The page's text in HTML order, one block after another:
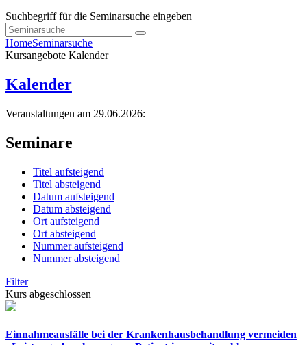
Suchbegriff für die Seminarsuche eingeben
HomeSeminarsuche
Kursangebote Kalender
Kalender
Veranstaltungen am 29.06.2026:
Seminare
Titel aufsteigend
Titel absteigend
Datum aufsteigend
Datum absteigend
Ort aufsteigend
Ort absteigend
Nummer aufsteigend
Nummer absteigend
Filter
Kurs abgeschlossen
Einnahmeausfälle bei der Krankenhausbehandlung vermeiden